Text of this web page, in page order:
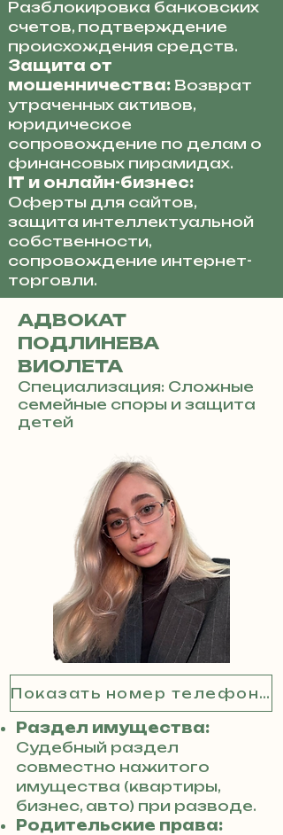
Разблокировка банковских
счетов, подтверждение
происхождения средств.
Защита от
мошенничества: Возврат
утраченных активов,
юридическое
сопровождение по делам о
финансовых пирамидах.
IT и онлайн-бизнес:
Оферты для сайтов,
защита интеллектуальной
собственности,
сопровождение интернет-
торговли.
АДВОКАТ
ПОДЛИНЕВА
ВИОЛЕТА
Специализация: Сложные
семейные споры и защита
детей
Показать номер телефона
Раздел имущества:
Судебный раздел
совместно нажитого
имущества (квартиры,
бизнес, авто) при разводе.
Родительские права: